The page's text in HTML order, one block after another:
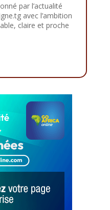
par l’actualité
avec l’ambition
claire et proche